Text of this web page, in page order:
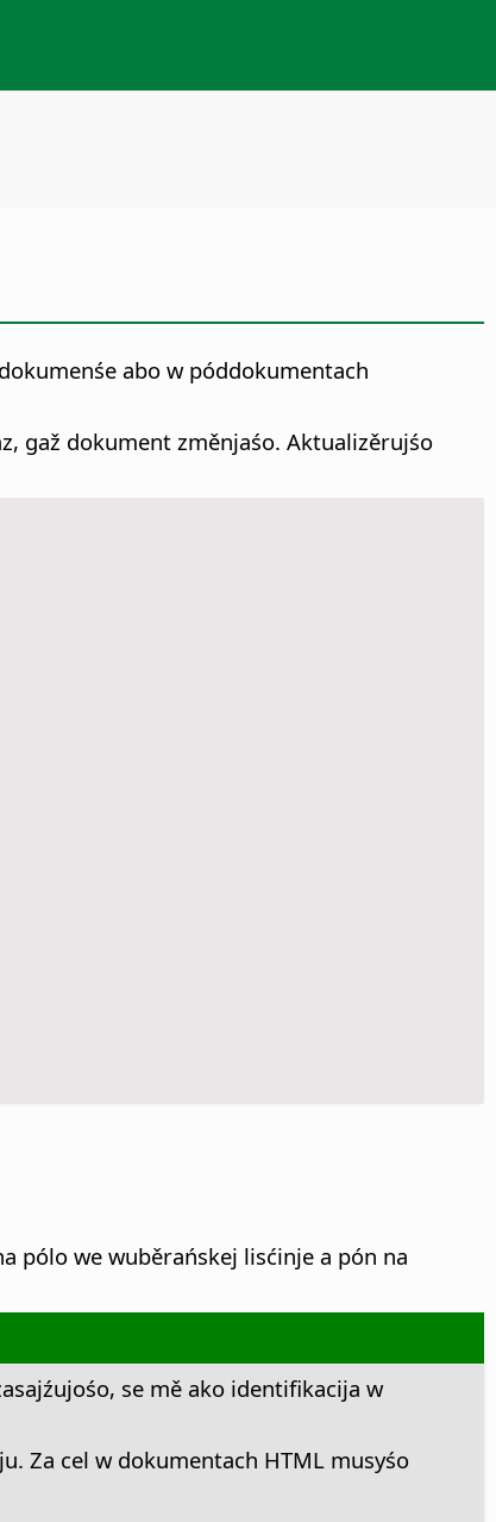
abo w póddokumentach
gaž dokument změnjaśo. Aktualizěrujśo
pólo we wuběrańskej lisćinje a pón na
se mě ako identifikacija w
Za cel w dokumentach HTML musyśo